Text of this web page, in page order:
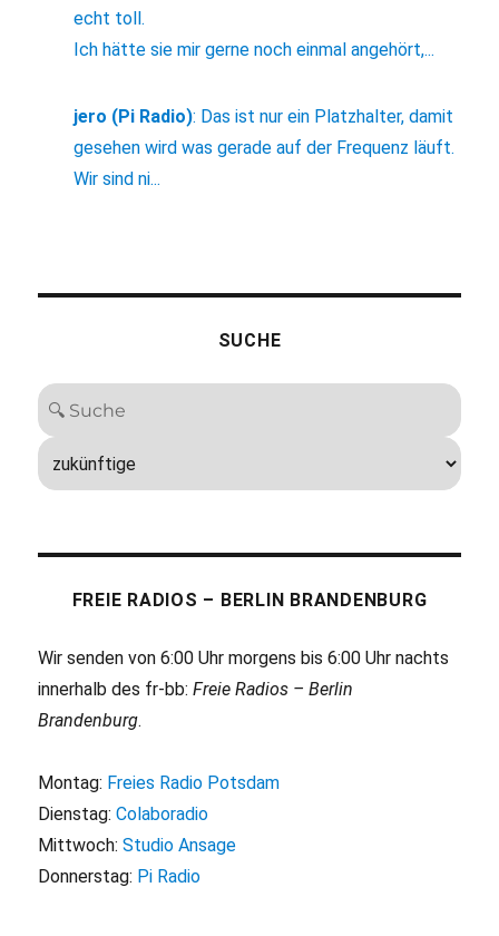
echt toll.
Ich hätte sie mir gerne noch einmal angehört,...
jero (Pi Radio): Das ist nur ein Platzhalter, damit
gesehen wird was gerade auf der Frequenz läuft.
Wir sind ni...
SUCHE
FREIE RADIOS – BERLIN BRANDENBURG
Wir senden von 6:00 Uhr morgens bis 6:00 Uhr nachts
innerhalb des fr-bb:Freie Radios – Berlin
Brandenburg.
Montag: Freies Radio Potsdam
Dienstag:Colaboradio
Mittwoch:Studio Ansage
Donnerstag: Pi Radio